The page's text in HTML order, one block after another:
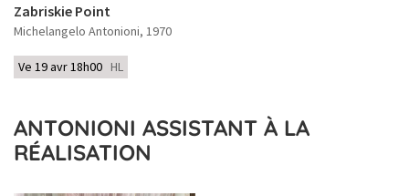
Zabriskie Point
Michelangelo Antonioni, 1970
Ve 19 avr 18h00 HL
ANTONIONI ASSISTANT À LA
RÉALISATION